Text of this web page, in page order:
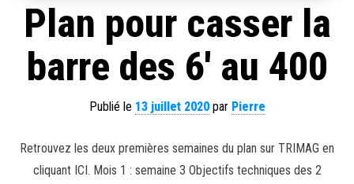
Plan pour casser la
barre des 6′ au 400
Publié le 13 juillet 2020par Pierre
Retrouvez les deux premières semaines du plan sur TRIMAG en
cliquant ICI. Mois 1 : semaine 3 Objectifs techniques des 2